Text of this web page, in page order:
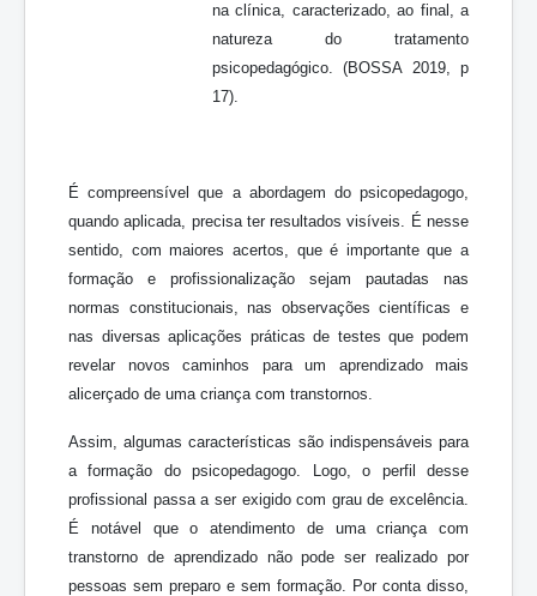
na clínica, caracterizado, ao final, a
natureza do tratamento
psicopedagógico. (BOSSA 2019, p
17).
É compreensível que a abordagem do psicopedagogo,
quando aplicada, precisa ter resultados visíveis. É nesse
sentido, com maiores acertos, que é importante que a
formação e profissionalização sejam pautadas nas
normas constitucionais, nas observações científicas e
nas diversas aplicações práticas de testes que podem
revelar novos caminhos para um aprendizado mais
alicerçado de uma criança com transtornos.
Assim, algumas características são indispensáveis para
a formação do psicopedagogo. Logo, o perfil desse
profissional passa a ser exigido com grau de excelência.
É notável que o atendimento de uma criança com
transtorno de aprendizado não pode ser realizado por
pessoas sem preparo e sem formação. Por conta disso,